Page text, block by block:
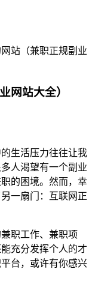
站（兼职正规副业
网站大全）
生活压力往往让我
人渴望有一个副业
的困境。然而，幸
一扇门：互联网正
职工作、兼职项
充分发挥个人的才
台，或许有你感兴